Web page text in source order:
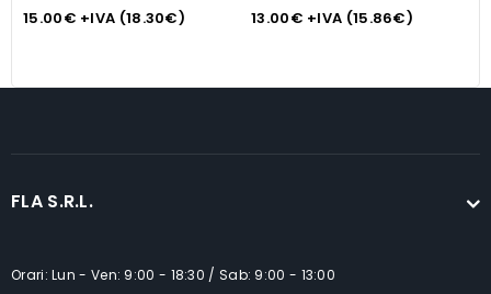
15.00€ +IVA (18.30€)
13.00€ +IVA (15.86€)
FLA S.R.L.
Orari: Lun - Ven: 9:00 - 18:30 / Sab: 9:00 - 13:00